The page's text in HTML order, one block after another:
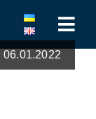
06.01.2022